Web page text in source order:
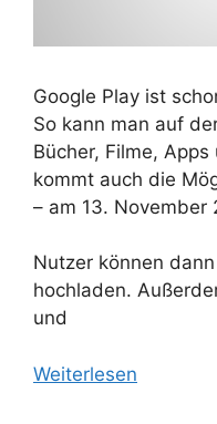
Google Play ist
So kann man auf
Bücher, Filme,
kommt auch die
– am 13. November
Nutzer können
hochladen.
und
Weiterlesen